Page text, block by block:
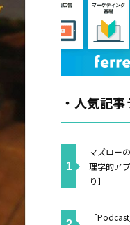
・人気記
マズロー
理学的ア
り】
「